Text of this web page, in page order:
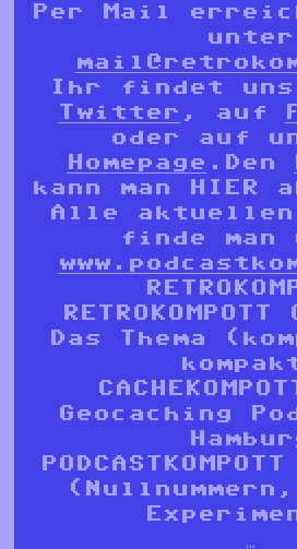
Per Mail
unter
Ihr findet uns
Twitter , auf
oder auf
Homepage .Den
kann man HIER
Alle
finde man
RETROKOMPOTT
Das Thema
Geocaching